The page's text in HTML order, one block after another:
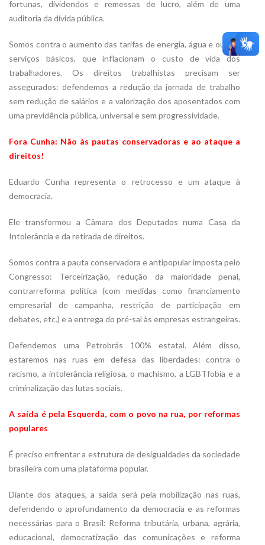
fortunas, dividendos e remessas de lucro, além de uma
auditoria da dívida pública.
Somos contra o aumento das tarifas de energia, água e outros
serviços básicos, que inflacionam o custo de vida dos
trabalhadores. Os direitos trabalhistas precisam ser
assegurados: defendemos a redução da jornada de trabalho
sem redução de salários e a valorização dos aposentados com
uma previdência pública, universal e sem progressividade.
Fora Cunha: Não às pautas conservadoras e ao ataque a
direitos!
Eduardo Cunha representa o retrocesso e um ataque à
democracia.
Ele transformou a Câmara dos Deputados numa Casa da
Intolerância e da retirada de direitos.
Somos contra a pauta conservadora e antipopular imposta pelo
Congresso: Terceirização, redução da maioridade penal,
contrarreforma política (com medidas como financiamento
empresarial de campanha, restrição de participação em
debates, etc.) e a entrega do pré-sal às empresas estrangeiras.
Defendemos uma Petrobrás 100% estatal. Além disso,
estaremos nas ruas em defesa das liberdades: contra o
racismo, a intolerância religiosa, o machismo, a LGBTfobia e a
criminalização das lutas sociais.
A saída é pela Esquerda, com o povo na rua, por reformas
populares
É preciso enfrentar a estrutura de desigualdades da sociedade
brasileira com uma plataforma popular.
Diante dos ataques, a saída será pela mobilização nas ruas,
defendendo o aprofundamento da democracia e as reformas
necessárias para o Brasil: Reforma tributária, urbana, agrária,
educacional, democratização das comunicações e reforma